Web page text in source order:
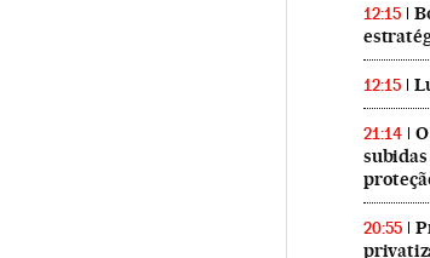
12:15
12:15
21:14
20:55